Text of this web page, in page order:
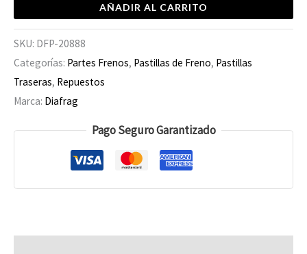
AÑADIR AL CARRITO
SKU: DFP-20888
Categorías: Partes Frenos, Pastillas de Freno, Pastillas
Traseras, Repuestos
Marca: Diafrag
Pago Seguro Garantizado